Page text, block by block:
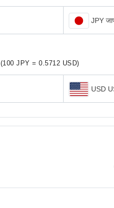
JPY
(100 JPY = 0.5712 USD)
USD